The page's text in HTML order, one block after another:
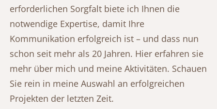
erforderlichen Sorgfalt biete ich Ihnen die
notwendige Expertise, damit Ihre
Kommunikation erfolgreich ist – und dass nun
schon seit mehr als 20 Jahren. Hier erfahren sie
mehr über mich und meine Aktivitäten. Schauen
Sie rein in meine Auswahl an erfolgreichen
Projekten der letzten Zeit.